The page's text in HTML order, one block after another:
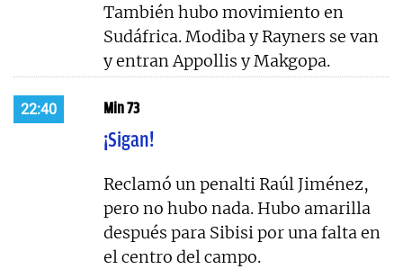
También hubo movimiento en
Sudáfrica. Modiba y Rayners se van
y entran Appollis y Makgopa.
22:40 Min 73
¡Sigan!
Reclamó un penalti Raúl Jiménez,
pero no hubo nada. Hubo amarilla
después para Sibisi por una falta en
el centro del campo.